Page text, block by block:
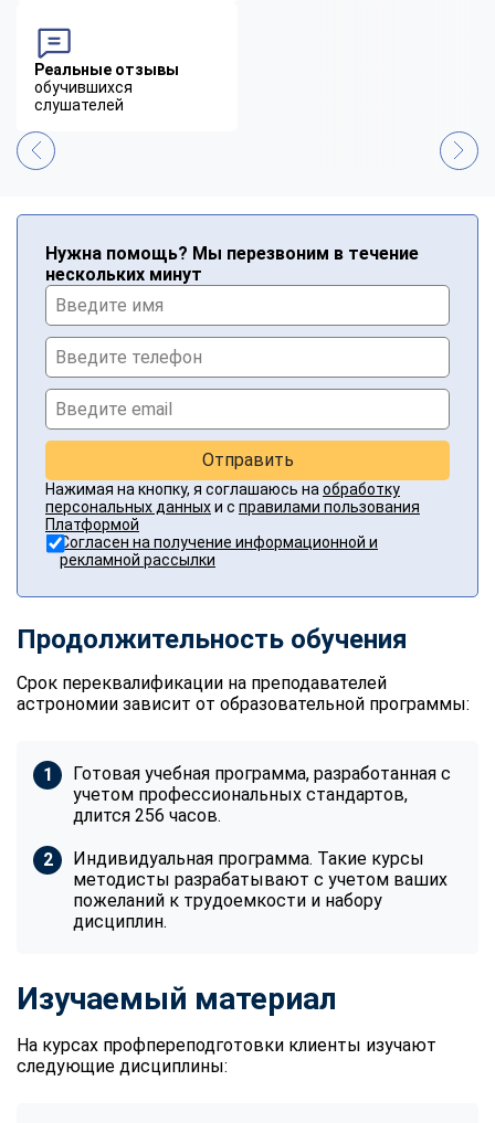
Реальные отзывы
обучившихся
слушателей
Нужна помощь? Мы перезвоним в течение
нескольких минут
Отправить
Нажимая на кнопку, я соглашаюсь на обработку
персональных данныхи с правилами пользования
Платформой
Согласен на получение информационной и
рекламной рассылки
Продолжительность обучения
Срок переквалификации на преподавателей
астрономии зависит от образовательной программы:
Готовая учебная программа, разработанная с
учетом профессиональных стандартов,
длится 256 часов.
Индивидуальная программа. Такие курсы
методисты разрабатывают с учетом ваших
пожеланий к трудоемкости и набору
дисциплин.
Изучаемый материал
На курсах профпереподготовки клиенты изучают
следующие дисциплины: